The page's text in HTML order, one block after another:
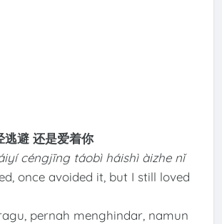
逃避 还是爱着你
céngjīng táobì háishì àizhe nǐ
once avoided it, but I still loved
pernah menghindar, namun